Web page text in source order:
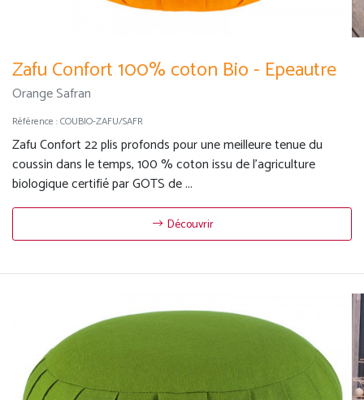
Zafu Confort 100% coton Bio - Epeautre
Orange Safran
Référence :COUBIO-ZAFU/SAFR
Zafu Confort 22 plis profonds pour une meilleure tenue du
coussin dans le temps, 100 % coton issu de l'agriculture
biologique certifié par GOTS de ...
Découvrir